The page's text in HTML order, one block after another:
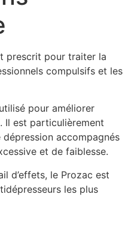
prescrit pour traiter la
compulsifs et les
pour améliorer
Il est particulièrement
accompagnés
et de faiblesse.
d’effets, le Prozac est
les plus